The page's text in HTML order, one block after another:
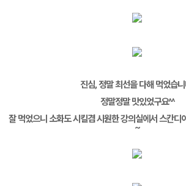
진심, 정말 최선을 다해 먹었습
정말정말 맛있었구요^^
잘 먹었으니 소화도 시킬겸 시원한 강의실에서 스칸디
~